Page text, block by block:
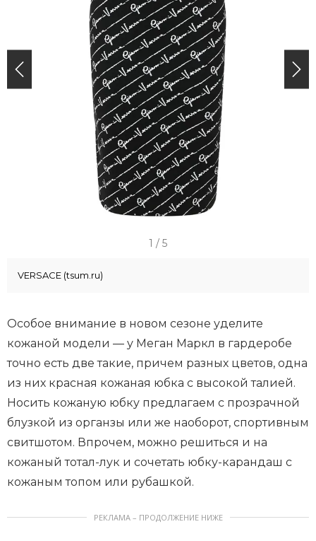
1
1 / 5
VERSACE (tsum.ru)
Особое внимание в новом сезоне уделите
кожаной модели — у Меган Маркл в гардеробе
точно есть две такие, причем разных цветов, одна
из них красная кожаная юбка с высокой талией.
Носить кожаную юбку предлагаем с прозрачной
блузкой из органзы или же наоборот, спортивным
свитшотом. Впрочем, можно решиться и на
кожаный тотал-лук и сочетать юбку-карандаш с
кожаным топом или рубашкой.
РЕКЛАМА – ПРОДОЛЖЕНИЕ НИЖЕ